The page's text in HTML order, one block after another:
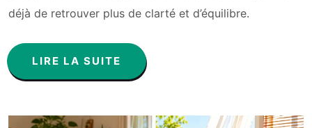
déjà de retrouver plus de clarté et d’équilibre.
LIRE LA SUITE